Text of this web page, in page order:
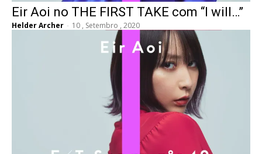
Eir Aoi no THE FIRST TAKE com “I will…”
Helder Archer - 10 , Setembro , 2020